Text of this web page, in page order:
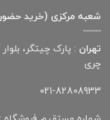
شعبه مرکزی (خرید
تهران : پارک چیتگر،
چری
021-82808933